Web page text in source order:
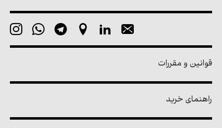
قوانین و مقررات
راهنمای خرید